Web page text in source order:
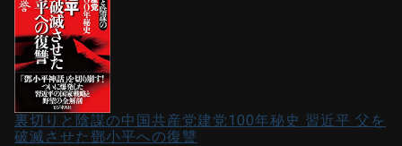
裏切りと陰謀の中国共産党建党100年秘史 習近平 父を
破滅させた鄧小平への復讐